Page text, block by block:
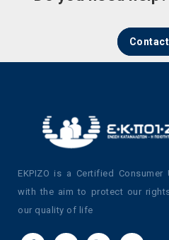
Contact
EKPIZO is a Certified
with the aim to protect our
our quality of life